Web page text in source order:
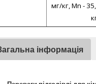
мг/кг, Mn -
інформація